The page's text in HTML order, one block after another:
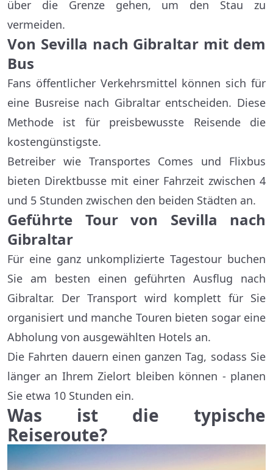
über die Grenze gehen, um den Stau zu
vermeiden.
Von Sevilla nach Gibraltar mit dem
Bus
Fans öffentlicher Verkehrsmittel können sich für
eine Busreise nach Gibraltar entscheiden. Diese
Methode ist für preisbewusste Reisende die
kostengünstigste.
Betreiber wie Transportes Comes und Flixbus
bieten Direktbusse mit einer Fahrzeit zwischen 4
und 5 Stunden zwischen den beiden Städten an.
Geführte Tour von Sevilla nach
Gibraltar
Für eine ganz unkomplizierte Tagestour buchen
Sie am besten einen geführten Ausflug nach
Gibraltar. Der Transport wird komplett für Sie
organisiert und manche Touren bieten sogar eine
Abholung von ausgewählten Hotels an.
Die Fahrten dauern einen ganzen Tag, sodass Sie
länger an Ihrem Zielort bleiben können - planen
Sie etwa 10 Stunden ein.
Was ist die typische
Reiseroute?